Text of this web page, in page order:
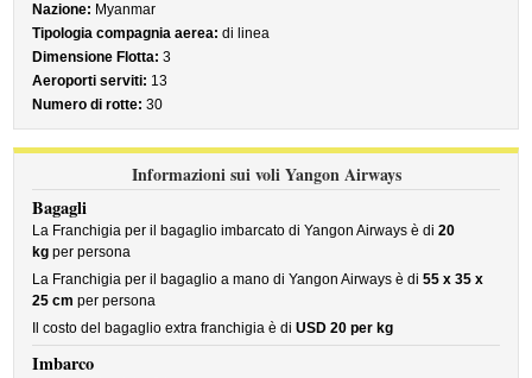
Nazione: Myanmar
Tipologia compagnia aerea: di linea
Dimensione Flotta: 3
Aeroporti serviti: 13
Numero di rotte: 30
Informazioni sui voli Yangon Airways
Bagagli
La Franchigia per il bagaglio imbarcato di Yangon Airways è di20
kg per persona
La Franchigia per il bagaglio a mano di Yangon Airways è di55 x 35 x
25 cm per persona
Il costo del bagaglio extra franchigia è diUSD 20 per kg
Imbarco